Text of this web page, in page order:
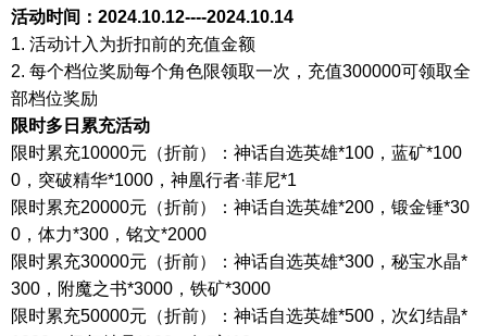
活动时间： 2024.10.12----2024.10.14
1. 活动计入为折扣前的充值金额
2. 每个档位奖励每个角色限领取一次，充值300000可领取全
部档位奖励
限时多日 累充活动
限时累充10000元（折前）：神话自选英雄*100，蓝矿*100
0，突破精华*1000，神凰行者·菲尼*1
限时累充20000元（折前）：神话自选英雄*200，锻金锤*30
0，体力*300，铭文*2000
限时累充30000元（折前）：神话自选英雄*300，秘宝水晶*
300，附魔之书*3000，铁矿*3000
限时累充50000元（折前）：神话自选英雄*500，次幻结晶*